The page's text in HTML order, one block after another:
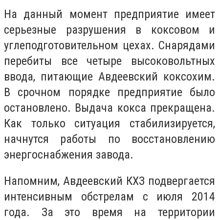
На данный момент предприятие имеет
серьезные разрушения в коксовом и
углеподготовительном цехах. Снарядами
перебиты все четыре высоковольтных
ввода, питающие Авдеевский коксохим.
В срочном порядке предприятие было
остановлено. Выдача кокса прекращена.
Как только ситуация стабилизируется,
начнутся работы по восстановлению
энергоснабжения завода.
Напомним, Авдеевский КХЗ подвергается
интенсивным обстрелам с июля 2014
года. За это время на территории